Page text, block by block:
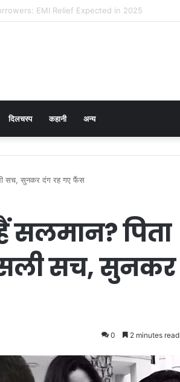
Why HPV Vaccination for Males is Critical
दिलचस्प कहानी अन्य
सच, सुनकर दंग रह गए फैंस
सलमान? पिता
सच, सुनकर
0 2 minutes read